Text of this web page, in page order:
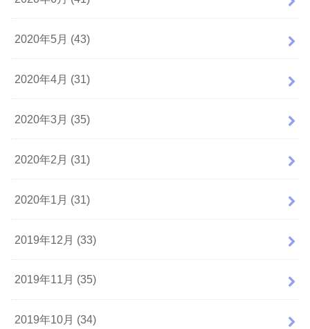
2020年5月 (43)
2020年4月 (31)
2020年3月 (35)
2020年2月 (31)
2020年1月 (31)
2019年12月 (33)
2019年11月 (35)
2019年10月 (34)